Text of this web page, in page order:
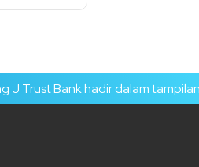
hadir dalam tampilan baru